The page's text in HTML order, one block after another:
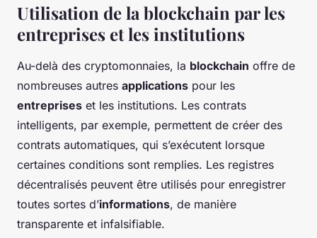
Utilisation de la blockchain par les
entreprises et les institutions
Au-delà des cryptomonnaies, la blockchain offre de
nombreuses autres applications pour les
entreprises et les institutions. Les contrats
intelligents, par exemple, permettent de créer des
contrats automatiques, qui s’exécutent lorsque
certaines conditions sont remplies. Les registres
décentralisés peuvent être utilisés pour enregistrer
toutes sortes d’informations, de manière
transparente et infalsifiable.